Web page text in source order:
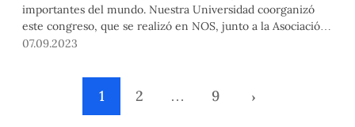
importantes del mundo. Nuestra Universidad coorganizó
este congreso, que se realizó en NOS, junto a la Asociación
Internacional de Derecho Procesal.
07.09.2023
1 2 … 9 ›